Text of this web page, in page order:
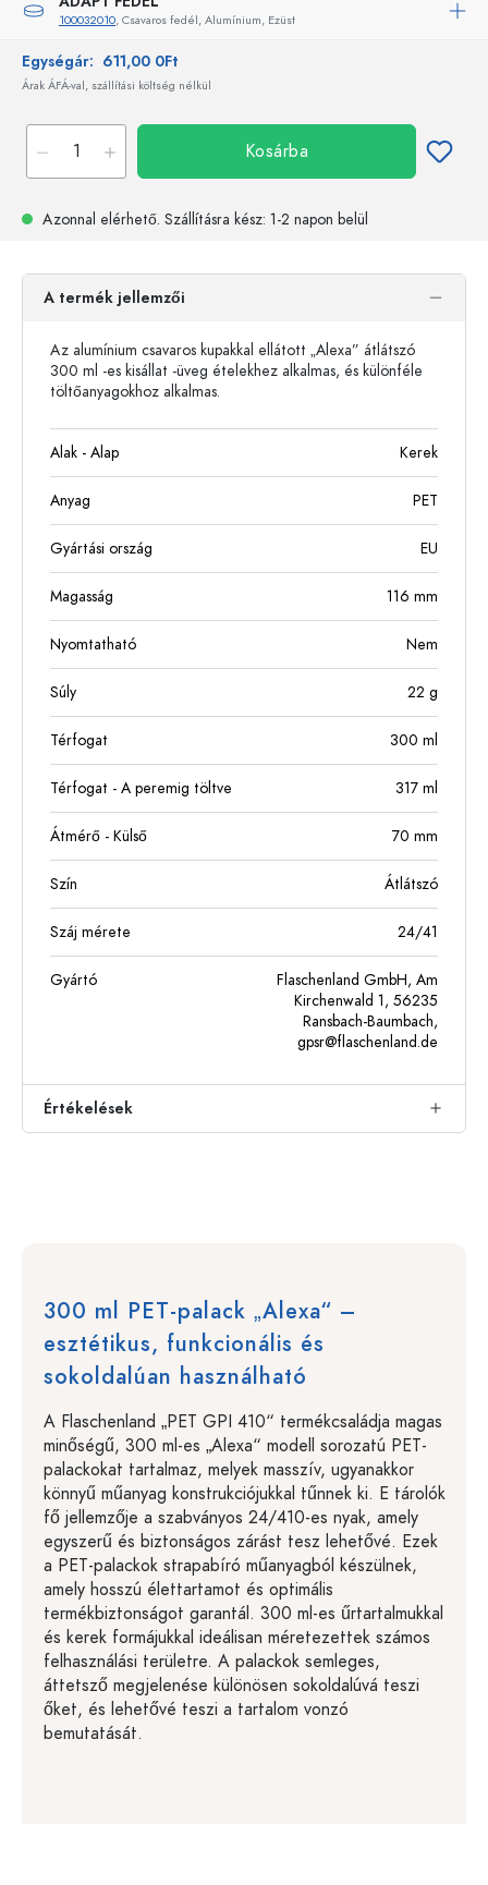
100032010, Csavaros fedél, Alumínium, Ezüst
Egységár: 611,00 0Ft
Árak ÁFÁ-val, szállítási költség nélkül
Kosárba
Azonnal elérhető. Szállításra kész: 1-2 napon belül
A termék jellemzői
Az alumínium csavaros kupakkal ellátott „Alexa” átlátszó
300 ml -es kisállat -üveg ételekhez alkalmas, és különféle
töltőanyagokhoz alkalmas.
Alak - Alap Kerek
Anyag PET
Gyártási ország EU
Magasság 116 mm
Nyomtatható Nem
Súly 22 g
Térfogat 300 ml
Térfogat - A peremig töltve 317 ml
Átmérő - Külső 70 mm
Szín Átlátszó
Száj mérete 24/41
Gyártó
Flaschenland GmbH, Am
Kirchenwald 1, 56235
Ransbach-Baumbach,
gpsr@flaschenland.de
Értékelések
300 ml PET-palack „Alexa“ –
esztétikus, funkcionális és
sokoldalúan használható
A Flaschenland „PET GPI 410“ termékcsaládja magas
minőségű, 300 ml-es „Alexa“ modell sorozatú PET-
palackokat tartalmaz, melyek masszív, ugyanakkor
könnyű műanyag konstrukciójukkal tűnnek ki. E tárolók
fő jellemzője a szabványos 24/410-es nyak, amely
egyszerű és biztonságos zárást tesz lehetővé. Ezek
a PET-palackok strapabíró műanyagból készülnek,
amely hosszú élettartamot és optimális
termékbiztonságot garantál. 300 ml-es űrtartalmukkal
és kerek formájukkal ideálisan méretezettek számos
felhasználási területre. A palackok semleges,
áttetsző megjelenése különösen sokoldalúvá teszi
őket, és lehetővé teszi a tartalom vonzó
bemutatását.